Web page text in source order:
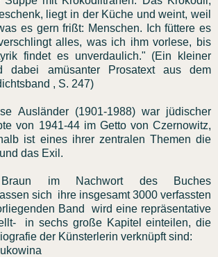
liegt in der Küche und weint, weil
es gern frißt: Menschen. Ich füttere es
alles, was ich ihm vorlese, bis
findet es unverdaulich." (Ein kleiner
dabei amüsanter Prosatext aus dem
, S. 247)
Ausländer (1901-1988) war jüdischer
von 1941-44 im Getto von Czernowitz,
ist eines ihrer zentralen Themen die
das Exil.
im Nachwort des Buches
sich ihre insgesamt 3000 verfassten
Band wird eine repräsentative
in sechs große Kapitel einteilen, die
der Künsterlerin verknüpft sind: